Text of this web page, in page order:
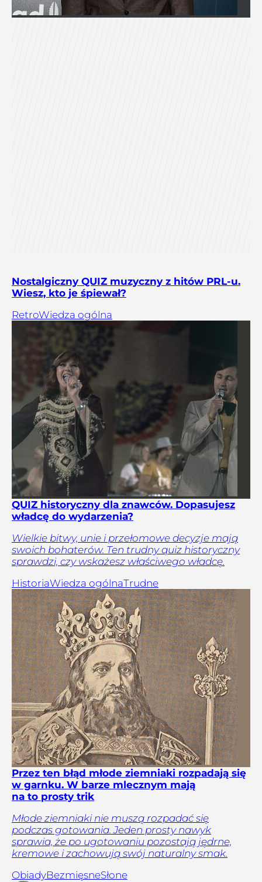
Nostalgiczny QUIZ muzyczny z hitów PRL-u.
Wiesz, kto je śpiewał?
RetroWiedza ogólna
QUIZ historyczny dla znawców. Dopasujesz
władcę do wydarzenia?
Wielkie bitwy, unie i przełomowe decyzje mają
swoich bohaterów. Ten trudny quiz historyczny
sprawdzi, czy wskażesz właściwego władcę.
HistoriaWiedza ogólnaTrudne
Przez ten błąd młode ziemniaki rozpadają się
w garnku. W barze mlecznym mają
na to prosty trik
Młode ziemniaki nie muszą rozpadać się
podczas gotowania. Jeden prosty nawyk
sprawia, że po ugotowaniu pozostają jędrne,
kremowe i zachowują swój naturalny smak.
ObiadyBezmięsneSłone